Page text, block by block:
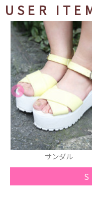
USER
タンクトップ